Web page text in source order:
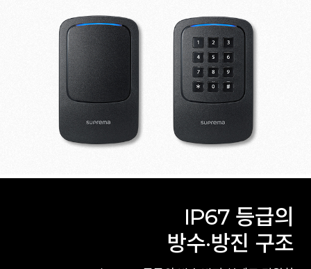
IP67 등급의
방수·방진 구조